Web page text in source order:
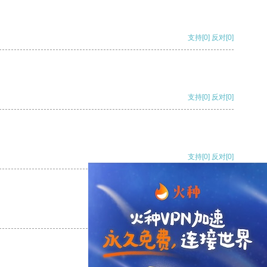
支持[0] 反对[0]
支持[0] 反对[0]
支持[0] 反对[0]
支持[0] 反对